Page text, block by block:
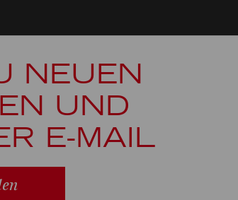
NEUEN
UND
E-MAIL